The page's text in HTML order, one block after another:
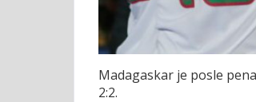
Madagaskar je posle
2:2.